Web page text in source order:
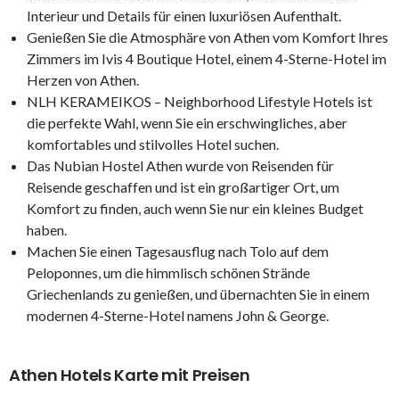
Interieur und Details für einen luxuriösen Aufenthalt.
Genießen Sie die Atmosphäre von Athen vom Komfort Ihres
Zimmers im Ivis 4 Boutique Hotel, einem 4-Sterne-Hotel im
Herzen von Athen.
NLH KERAMEIKOS – Neighborhood Lifestyle Hotels ist
die perfekte Wahl, wenn Sie ein erschwingliches, aber
komfortables und stilvolles Hotel suchen.
Das Nubian Hostel Athen wurde von Reisenden für
Reisende geschaffen und ist ein großartiger Ort, um
Komfort zu finden, auch wenn Sie nur ein kleines Budget
haben.
Machen Sie einen Tagesausflug nach Tolo auf dem
Peloponnes, um die himmlisch schönen Strände
Griechenlands zu genießen, und übernachten Sie in einem
modernen 4-Sterne-Hotel namens John & George.
Athen Hotels Karte mit Preisen